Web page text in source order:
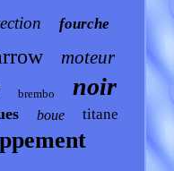
fourche
moteur
brembo noir
boue titane